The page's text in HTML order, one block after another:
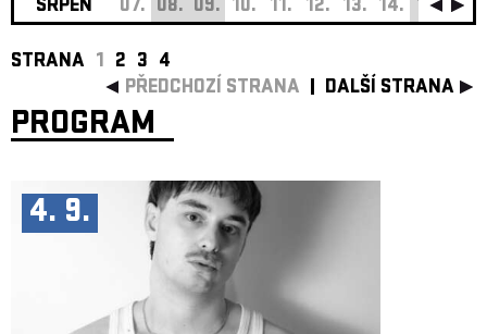
HUDBA
SRPEN 07. 08. 09. 10. 11. 12. 13. 14. 15. 16.
STRANA 1 2 3 4
PŘEDCHOZÍ STRANA
DALŠÍ STRANA
PROGRAM
4. 9.